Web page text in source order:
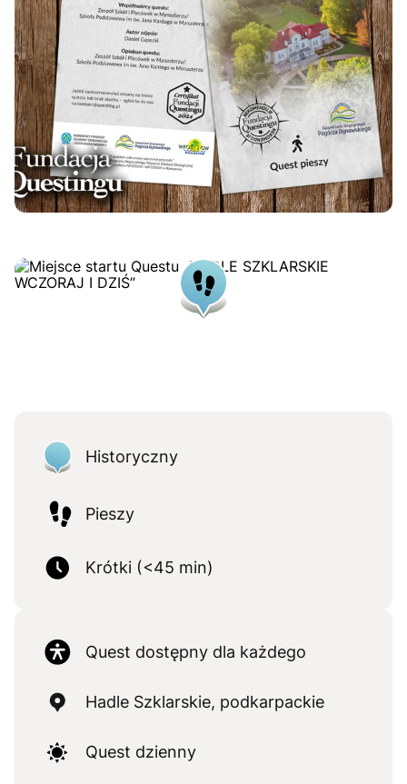
Historyczny
Pieszy
Krótki (<45 min)
Quest dostępny dla każdego
Hadle Szklarskie, podkarpackie
Quest dzienny